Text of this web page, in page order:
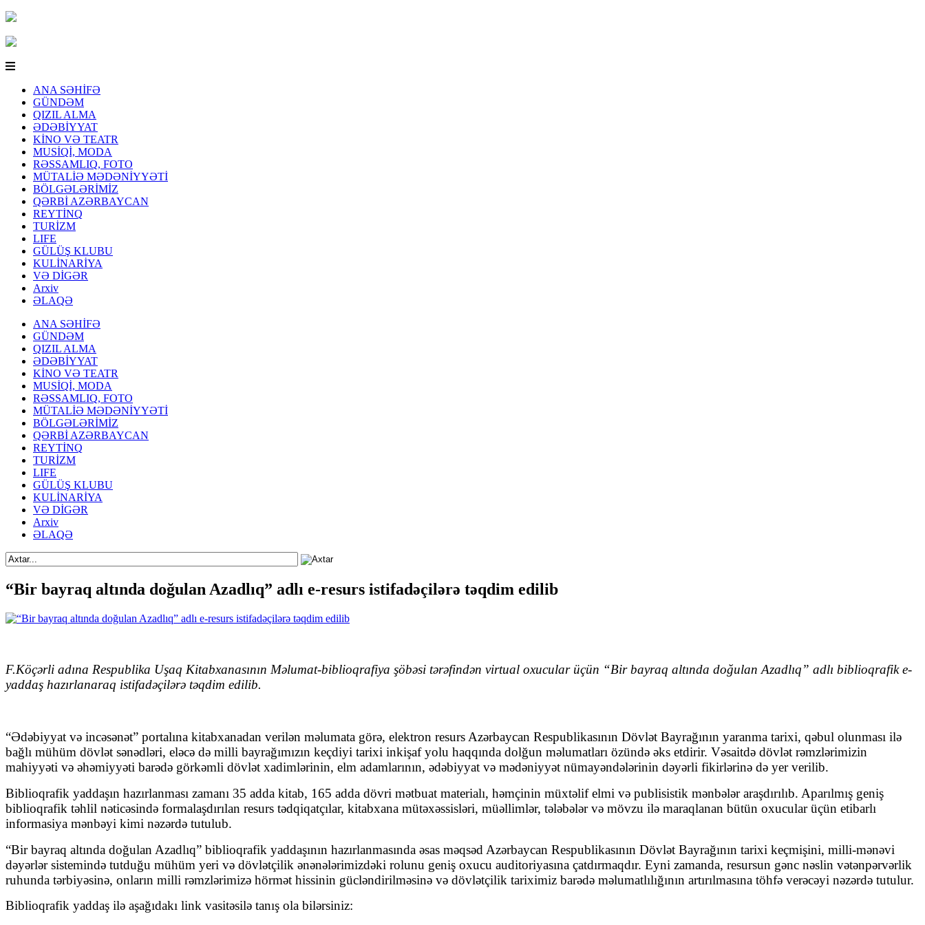
ANA SƏHİFƏ
GÜNDƏM
QIZIL ALMA
ƏDƏBİYYAT
KİNO VƏ TEATR
MUSİQİ, MODA
RƏSSAMLIQ, FOTO
MÜTALİƏ MƏDƏNİYYƏTİ
BÖLGƏLƏRİMİZ
QƏRBİ AZƏRBAYCAN
REYTİNQ
TURİZM
LIFE
GÜLÜŞ KLUBU
KULİNARİYA
VƏ DİGƏR
Arxiv
ƏLAQƏ
ANA SƏHİFƏ
GÜNDƏM
QIZIL ALMA
ƏDƏBİYYAT
KİNO VƏ TEATR
MUSİQİ, MODA
RƏSSAMLIQ, FOTO
MÜTALİƏ MƏDƏNİYYƏTİ
BÖLGƏLƏRİMİZ
QƏRBİ AZƏRBAYCAN
REYTİNQ
TURİZM
LIFE
GÜLÜŞ KLUBU
KULİNARİYA
VƏ DİGƏR
Arxiv
ƏLAQƏ
“Bir bayraq altında doğulan Azadlıq” adlı e-resurs istifadəçilərə təqdim edilib
F.Köçərli adına Respublika Uşaq Kitabxanasının Məlumat-biblioqrafiya şöbəsi tərəfindən virtual oxucular üçün “Bir bayraq altında doğulan Azadlıq” adlı biblioqrafik e-
yaddaş hazırlanaraq istifadəçilərə təqdim edilib.
“Ədəbiyyat və incəsənət” portalına kitabxanadan verilən məlumata görə, elektron resurs Azərbaycan Respublikasının Dövlət Bayrağının yaranma tarixi, qəbul olunması ilə
bağlı mühüm dövlət sənədləri, eləcə də milli bayrağımızın keçdiyi tarixi inkişaf yolu haqqında dolğun məlumatları özündə əks etdirir. Vəsaitdə dövlət rəmzlərimizin
mahiyyəti və əhəmiyyəti barədə görkəmli dövlət xadimlərinin, elm adamlarının, ədəbiyyat və mədəniyyət nümayəndələrinin dəyərli fikirlərinə də yer verilib.
Biblioqrafik yaddaşın hazırlanması zamanı 35 adda kitab, 165 adda dövri mətbuat materialı, həmçinin müxtəlif elmi və publisistik mənbələr araşdırılıb. Aparılmış geniş
biblioqrafik təhlil nəticəsində formalaşdırılan resurs tədqiqatçılar, kitabxana mütəxəssisləri, müəllimlər, tələbələr və mövzu ilə maraqlanan bütün oxucular üçün etibarlı
informasiya mənbəyi kimi nəzərdə tutulub.
“Bir bayraq altında doğulan Azadlıq” biblioqrafik yaddaşının hazırlanmasında əsas məqsəd Azərbaycan Respublikasının Dövlət Bayrağının tarixi keçmişini, milli-mənəvi
dəyərlər sistemində tutduğu mühüm yeri və dövlətçilik ənənələrimizdəki rolunu geniş oxucu auditoriyasına çatdırmaqdır. Eyni zamanda, resursun gənc nəslin vətənpərvərlik
ruhunda tərbiyəsinə, onların milli rəmzlərimizə hörmət hissinin gücləndirilməsinə və dövlətçilik tariximiz barədə məlumatlılığının artırılmasına töhfə verəcəyi nəzərdə tutulur.
Biblioqrafik yaddaş ilə aşağıdakı link vasitəsilə tanış ola bilərsiniz: